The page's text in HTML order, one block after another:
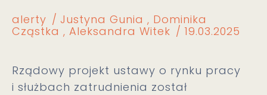
alerty Justyna Gunia
Dominika
Cząstka
Aleksandra Witek 19.03.2025
Rządowy projekt ustawy o rynku pracy
i służbach zatrudnienia został